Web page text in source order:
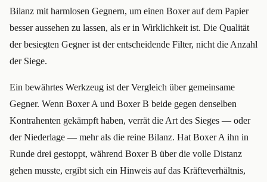
Bilanz mit harmlosen Gegnern, um einen Boxer auf dem Papier
besser aussehen zu lassen, als er in Wirklichkeit ist. Die Qualität
der besiegten Gegner ist der entscheidende Filter, nicht die Anzahl
der Siege.
Ein bewährtes Werkzeug ist der Vergleich über gemeinsame
Gegner. Wenn Boxer A und Boxer B beide gegen denselben
Kontrahenten gekämpft haben, verrät die Art des Sieges — oder
der Niederlage — mehr als die reine Bilanz. Hat Boxer A ihn in
Runde drei gestoppt, während Boxer B über die volle Distanz
gehen musste, ergibt sich ein Hinweis auf das Kräfteverhältnis,